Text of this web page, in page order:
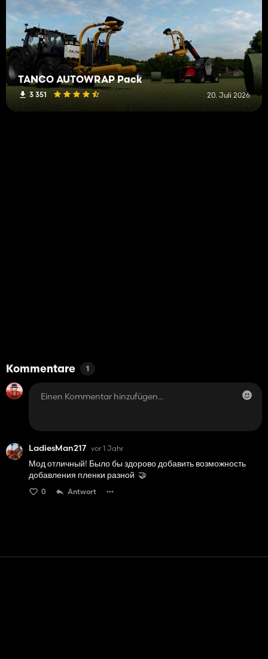
TANCO AUTOWRAP Pack
3 351 20. Juli 2026
Kommentare 1
LadiesMan217 vor 1 Jahr
Мод отличный! Было бы здорово добавить возможность
добавления пленки разной 🤝
0 Antwort